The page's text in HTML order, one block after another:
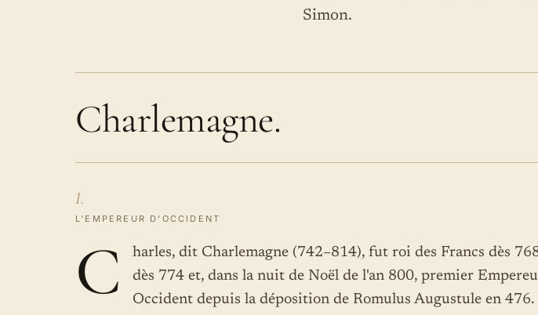
Simon.
Charlemagne.
I.
L'EMPEREUR D'OCCIDENT
C
harles, dit Charlemagne (742–814), fut roi des Francs dès
dès 774 et, dans la nuit de Noël de l'an 800, premier
Occident depuis la déposition de Romulus Augustule en